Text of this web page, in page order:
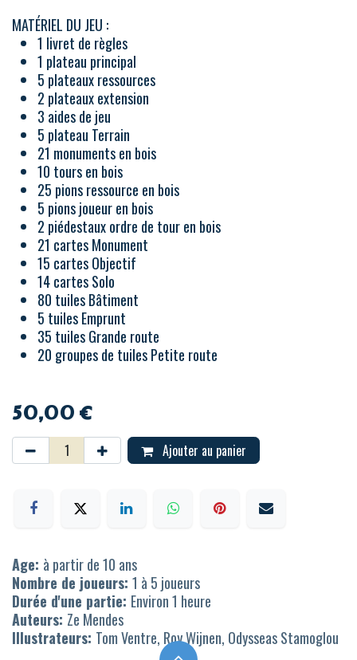
MATÉRIEL DU JEU :
1 livret de règles
1 plateau principal
5 plateaux ressources
2 plateaux extension
3 aides de jeu
5 plateau Terrain
21 monuments en bois
10 tours en bois
25 pions ressource en bois
5 pions joueur en bois
2 piédestaux ordre de tour en bois
21 cartes Monument
15 cartes Objectif
14 cartes Solo
80 tuiles Bâtiment
5 tuiles Emprunt
35 tuiles Grande route
20 groupes de tuiles Petite route
50,00€
Ajouter au panier
Age: à partir de 10 ans
Nombre de joueurs: 1 à 5 joueurs
Durée d'une partie: Environ 1 heure
Auteurs: Ze Mendes
Illustrateurs: Tom Ventre, Roy Wijnen, Odysseas Stamoglou